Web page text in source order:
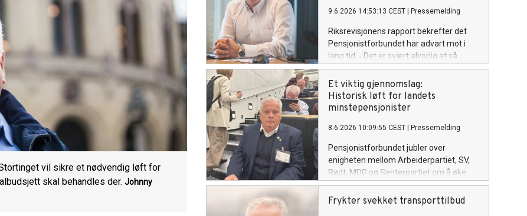
vil sikre et nødvendig løft for
skal behandles der. Johnny
9.6.2026 14:53:13 CEST Pressemelding
Riksrevisjonens rapport bekrefter det
Pensjonistforbundet har advart mot i
lang tid. - Det er svært alvorlig at så
mange kommuner fortsatt ikke har
konkrete planer for hvordan de skal
møte den kraftige veksten i antall eldre,
sier forbundsleder Jan Davidsen.
Et viktig gjennomslag:
Historisk løft for landets
minstepensjonister
8.6.2026 10:09:55 CEST Pressemelding
Pensjonistforbundet jubler over
enigheten mellom Arbeiderpartiet, SV,
Rødt, MDG og Senterpartiet om å øke
minstepensjonen med 8 000 kroner i
året. - Dette er et viktig
Frykter svekket transporttilbud